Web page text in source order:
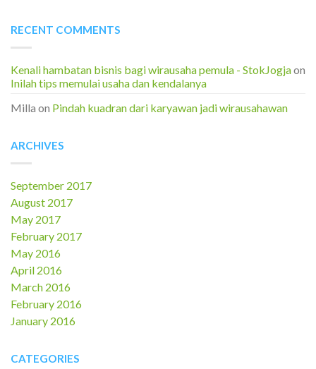
RECENT COMMENTS
Kenali hambatan bisnis bagi wirausaha pemula - StokJogjaon
Inilah tips memulai usaha dan kendalanya
Milla on Pindah kuadran dari karyawan jadi wirausahawan
ARCHIVES
September 2017
August 2017
May 2017
February 2017
May 2016
April 2016
March 2016
February 2016
January 2016
CATEGORIES